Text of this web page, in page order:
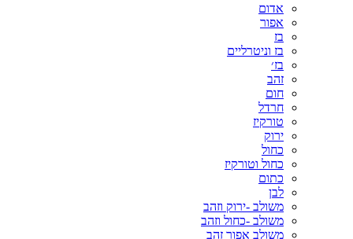
אדום
אפור
בז
בז וניטרליים
בז׳
זהב
חום
חרדל
טורקיז
ירוק
כחול
כחול וטורקיז
כתום
לבן
משולב -ירוק וזהב
משולב -כחול וזהב
משולב אפור זהב